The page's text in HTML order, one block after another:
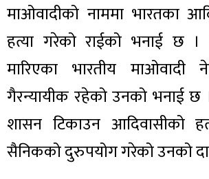
माओवादीको नाममा भारतका
हत्या गरेको राईको भनाई छ
मारिएका भारतीय माओवादी
गैरन्यायीक रहेको उनको भनाई छ
शासन टिकाउन आदिवासीको
सैनिकको दुरुपयोग गरेको उनको